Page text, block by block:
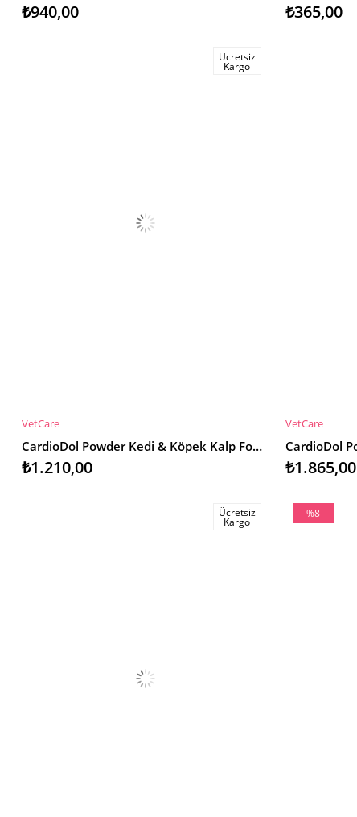
₺940,00 ₺365,00
SEPETE EKLE
Ücretsiz
Kargo
VetCare
CardioDol Powder Kedi & Köpek Kalp Fonksiyon Desteği 40g
₺1.210,00
SEPETE EKLE
VetCare
₺1.865,00
Ücretsiz
Kargo
%8